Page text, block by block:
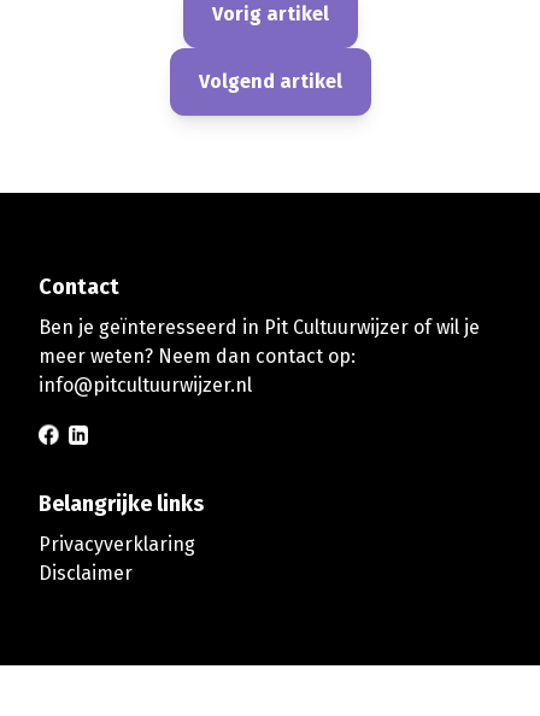
Vorig artikel
Volgend artikel
Contact
Ben je geïnteresseerd in Pit Cultuurwijzer of wil je
meer weten? Neem dan contact op:
info@pitcultuurwijzer.nl
Belangrijke links
Privacyverklaring
Disclaimer